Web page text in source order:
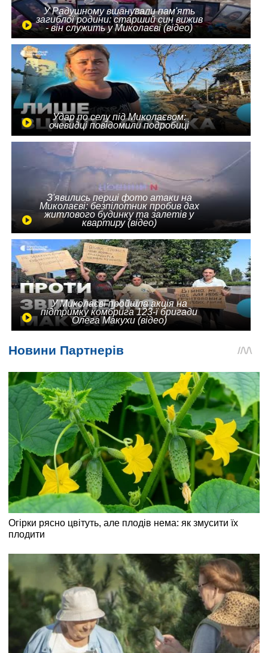
У Радушному вшанували пам'ять
загиблої родини: старший син вижив
- він служить у Миколаєві (відео)
Удар по селу під Миколаєвом:
очевидці повідомили подробиці
З'явились перші фото атаки на
Миколаєві: безпілотник пробив дах
житлового будинку та залетів у
квартиру (відео)
У Миколаєві пройшла акція на
підтримку комбрига 123-ї бригади
Олега Макухи (відео)